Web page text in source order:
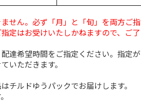
せん。必ず「月」と「旬」を両方ご指
定はお受けいたしかねますので、ご了
達希望時間をご指定ください。指定が
いただきます。
チルドゆうパックでお届けします。